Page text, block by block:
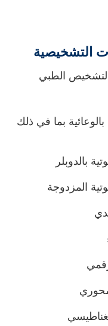
التشخيصية
الطبي
بما في ذلك
بالدوبلر
المزدوجة